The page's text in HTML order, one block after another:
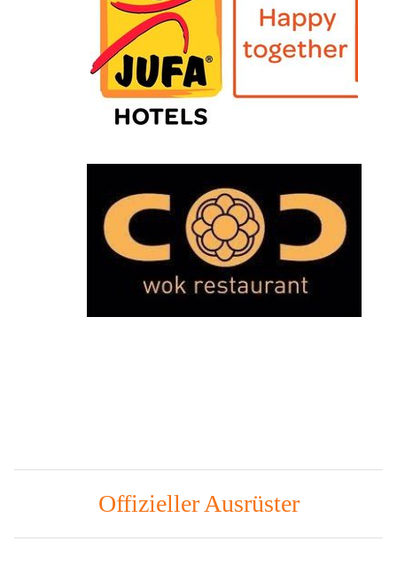
Offizieller Ausrüster